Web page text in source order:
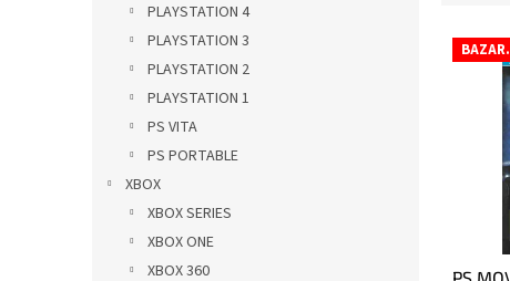
PLAYSTATION 4
PLAYSTATION 3
PLAYSTATION 2
PLAYSTATION 1
PS VITA
PS PORTABLE
XBOX
XBOX SERIES
XBOX ONE
XBOX 360
nV BAZAR.